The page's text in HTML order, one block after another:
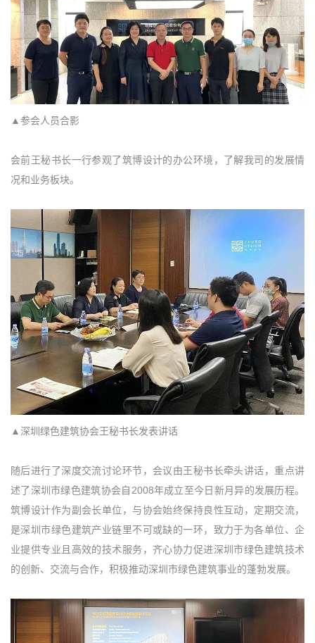
▲参会人员合影
会前王秘书长一行参观了筑博设计的办公环境，了解我司的发展情
况和业务板块。
▲深圳绿色建筑协会王秘书长发表讲话
随后进行了深度交流讨论环节，会议由王秘书长牵头讲话，重点讲
述了深圳市绿色建筑协会自2008年成立至今日新月异的发展历程。
筑博设计作为副会长单位，与协会始终保持良性互动，定期交流，
是深圳市绿色建筑产业链里不可或缺的一环，致力于为各单位、企
业提供专业且高效的技术服务，齐心协力促进深圳市绿色建筑技术
的创新、交流与合作，积极推动深圳市绿色建筑事业的蓬勃发展。